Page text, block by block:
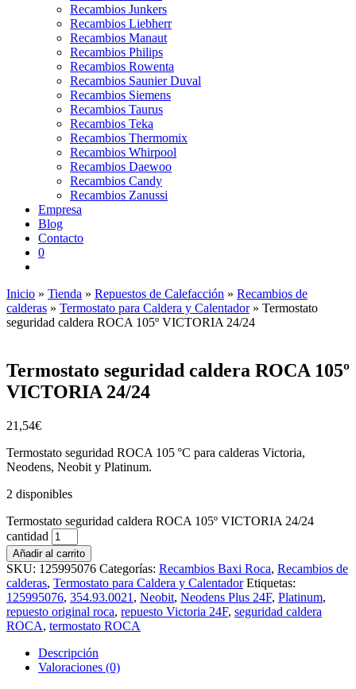
Recambios Junkers
Recambios Liebherr
Recambios Manaut
Recambios Philips
Recambios Rowenta
Recambios Saunier Duval
Recambios Siemens
Recambios Taurus
Recambios Teka
Recambios Thermomix
Recambios Whirpool
Recambios Daewoo
Recambios Candy
Recambios Zanussi
Empresa
Blog
Contacto
0
Inicio » Tienda » Repuestos de Calefacción » Recambios de
calderas » Termostato para Caldera y Calentador» Termostato
seguridad caldera ROCA 105º VICTORIA 24/24
Termostato seguridad caldera ROCA 105º
VICTORIA 24/24
21,54€
Termostato seguridad ROCA 105 °C para calderas Victoria,
Neodens, Neobit y Platinum.
2 disponibles
Termostato seguridad caldera ROCA 105º VICTORIA 24/24
cantidad
Añadir al carrito
SKU: 125995076 Categorías: Recambios Baxi Roca, Recambios de
calderas, Termostato para Caldera y Calentador Etiquetas:
125995076, 354.93.0021 , Neobit, Neodens Plus 24F, Platinum,
repuesto original roca, repuesto Victoria 24F, seguridad caldera
ROCA, termostato ROCA
Descripción
Valoraciones (0)